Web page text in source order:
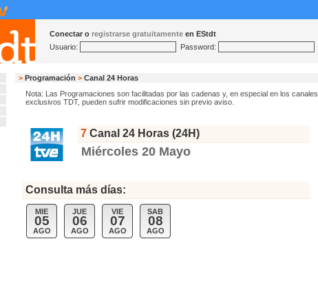
Conectar o registrarse gratuitamente en EStdt
Usuario:
Password:
> Programación > Canal 24 Horas
Nota: Las Programaciones son facilitadas por las cadenas y, en especial en los canales
exclusivos TDT, pueden sufrir modificaciones sin previo aviso.
7 Canal 24 Horas (24H)
Miércoles 20 Mayo
Consulta más días:
MIE
05
AGO
JUE
06
AGO
VIE
07
AGO
SAB
08
AGO